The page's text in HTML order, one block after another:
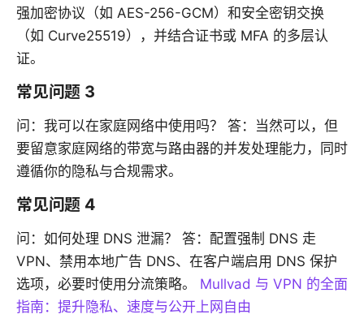
强加密协议（如 AES-256-GCM）和安全密钥交换
（如 Curve25519），并结合证书或 MFA 的多层认
证。
常见问题 3
问：我可以在家庭网络中使用吗？ 答：当然可以，但
要留意家庭网络的带宽与路由器的并发处理能力，同时
遵循你的隐私与合规需求。
常见问题 4
问：如何处理 DNS 泄漏？ 答：配置强制 DNS 走
VPN、禁用本地广告 DNS、在客户端启用 DNS 保护
选项，必要时使用分流策略。 Mullvad 与 VPN 的全面
指南：提升隐私、速度与公开上网自由